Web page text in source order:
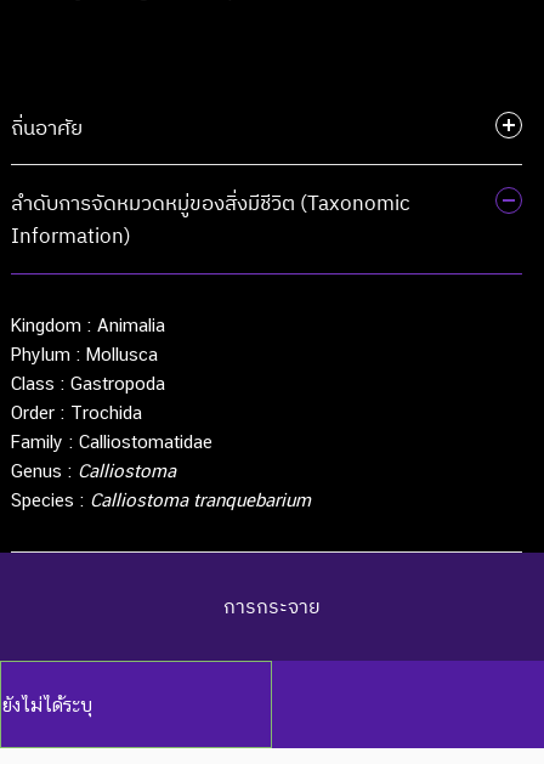
ถิ่นอาศัย
ลำดับการจัดหมวดหมู่ของสิ่งมีชีวิต (Taxonomic
Information)
Kingdom : Animalia
Phylum : Mollusca
Class :Gastropoda
Order : Trochida
Family :Calliostomatidae
Genus : Calliostoma
Species : Calliostoma tranquebarium
การกระจาย
ยังไม่ได้ระบุ